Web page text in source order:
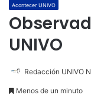
Acontecer UNIVO
UNIVO
Redacción UNIVO
Menos de un minuto